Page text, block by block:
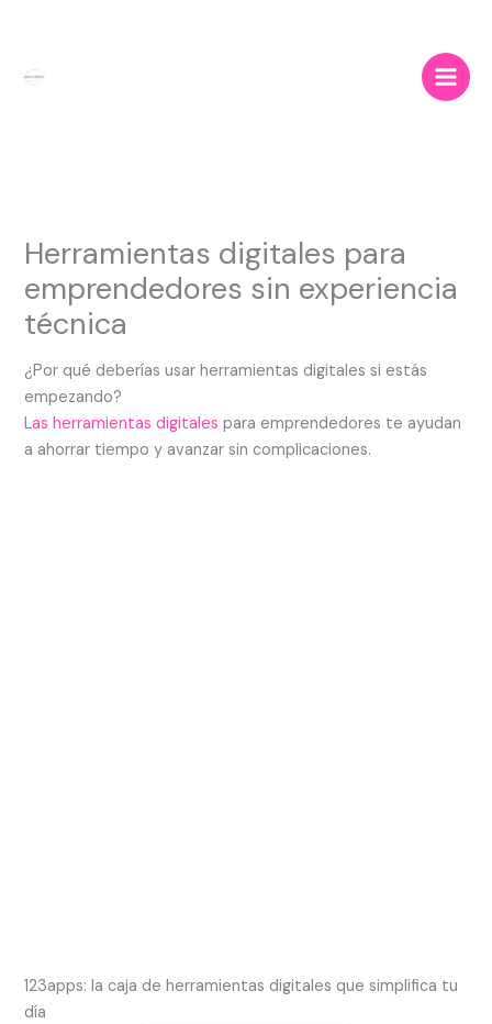
contenido
Herramientas digitales para
emprendedores sin experiencia
técnica
¿Por qué deberías usar herramientas digitales si estás
empezando?
Las herramientas digitales para emprendedores te ayudan
a ahorrar tiempo y avanzar sin complicaciones.
123apps: la caja de herramientas digitales que simplifica tu
día